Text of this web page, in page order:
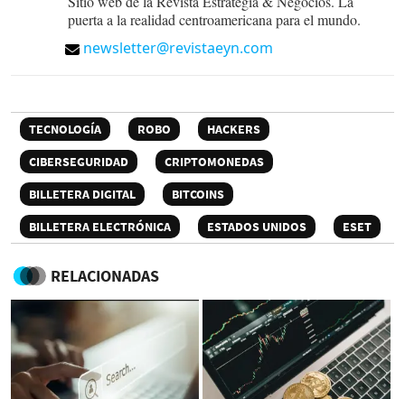
puerta a la realidad centroamericana para el mundo.
newsletter@revistaeyn.com
TECNOLOGÍA ROBO
HACKERS
CIBERSEGURIDAD
CRIPTOMONEDAS
BILLETERA DIGITAL
BITCOINS
BILLETERA ELECTRÓNICA
ESTADOS UNIDOS ESET
RELACIONADAS